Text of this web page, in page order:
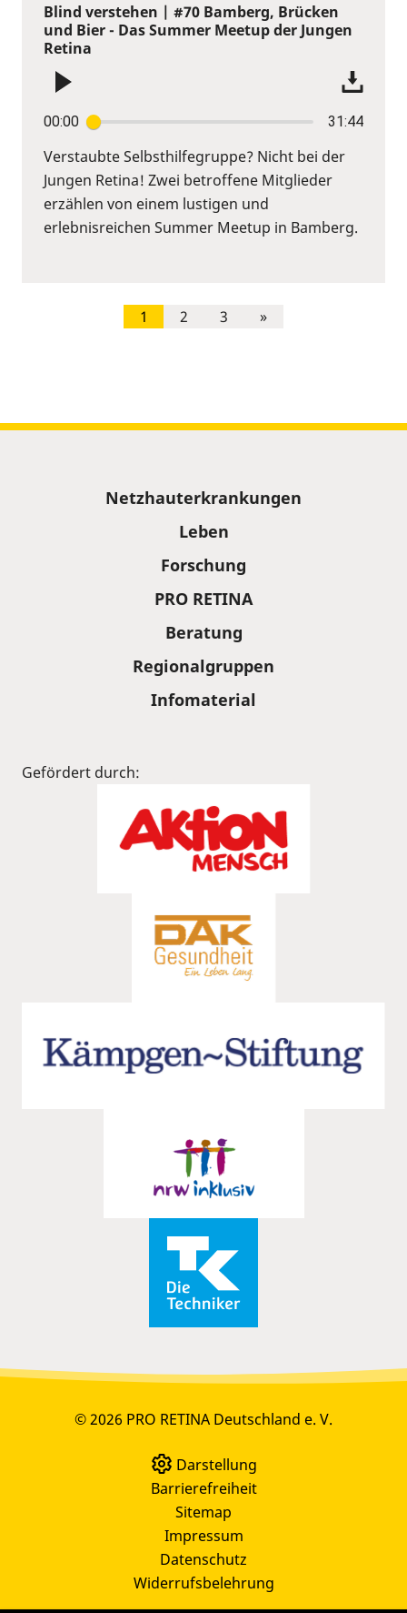
Blind verstehen | #70 Bamberg, Brücken
und Bier - Das Summer Meetup der Jungen
Retina
00:00 31:44
Verstaubte Selbsthilfegruppe? Nicht bei der
Jungen Retina! Zwei betroffene Mitglieder
erzählen von einem lustigen und
erlebnisreichen Summer Meetup in Bamberg.
1 2 3 »
Netzhauterkrankungen
Leben
Forschung
PRO RETINA
Beratung
Regionalgruppen
Infomaterial
Gefördert durch:
© 2026 PRO RETINA Deutschland e. V.
Darstellung
Barrierefreiheit
Sitemap
Impressum
Datenschutz
Widerrufsbelehrung